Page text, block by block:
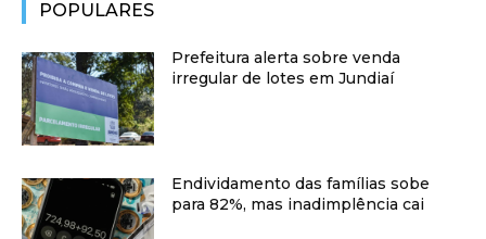
POPULARES
Prefeitura alerta sobre venda
irregular de lotes em Jundiaí
Endividamento das famílias sobe
para 82%, mas inadimplência cai